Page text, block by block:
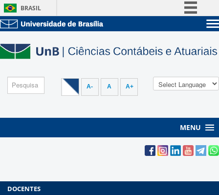
BRASIL
Participe
Legislação
Unidades acadêmicas
Estude na UnB
Administração
Servidor
A- A A+
MENU
DOCENTES